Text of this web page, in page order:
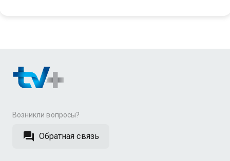
Возникли вопросы?
Обратная связь